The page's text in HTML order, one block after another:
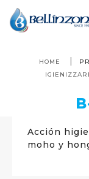
HOME
Acción
moho y